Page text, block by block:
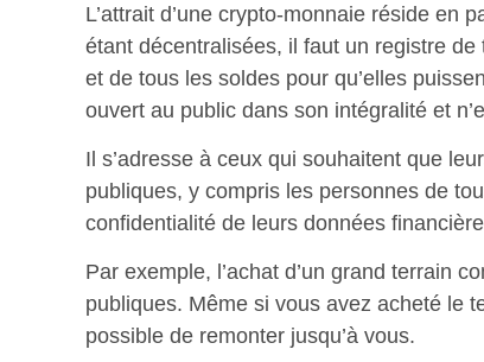
L’attrait d’une crypto-monnaie réside en
étant décentralisées, il faut un registre
et de tous les soldes pour qu’elles
ouvert au public dans son intégralité et
Il s’adresse à ceux qui souhaitent que
publiques, y compris les personnes de
confidentialité de leurs données
Par exemple, l’achat d’un grand terrain
publiques. Même si vous avez acheté le
possible de remonter jusqu’à vous.